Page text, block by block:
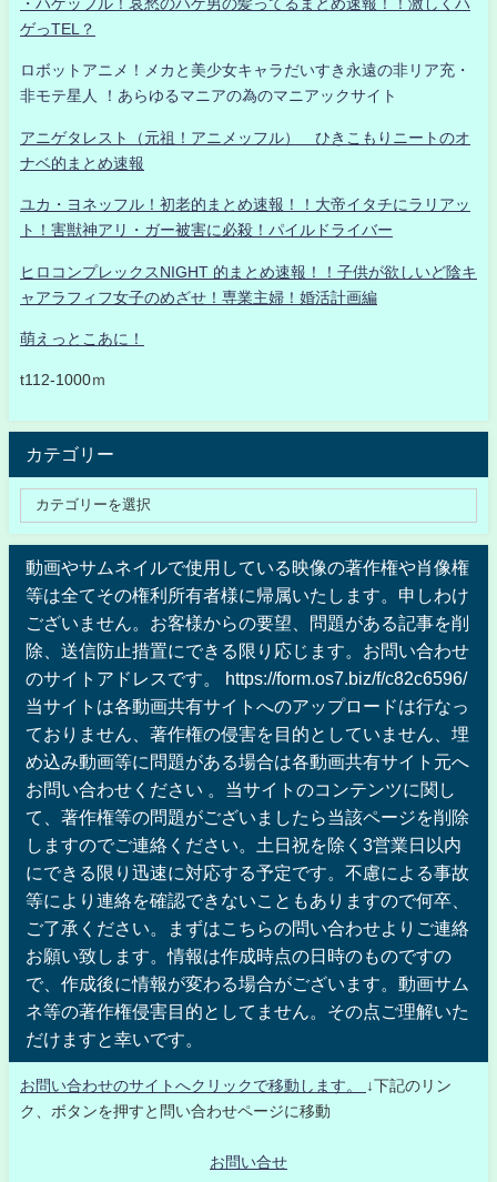
・ハゲッフル！哀愁のハゲ男の髪ってるまとめ速報！！激しくハ
ゲっTEL？
ロボットアニメ！メカと美少女キャラだいすき永遠の非リア充・
非モテ星人 ！あらゆるマニアの為のマニアックサイト
アニゲタレスト（元祖！アニメッフル） ひきこもりニートのオ
ナベ的まとめ速報
ユカ・ヨネッフル！初老的まとめ速報！！大帝イタチにラリアッ
ト！害獣神アリ・ガー被害に必殺！パイルドライバー
ヒロコンプレックスNIGHT 的まとめ速報！！子供が欲しいど陰キ
ャアラフィフ女子のめざせ！専業主婦！婚活計画編
萌えっとこあに！
t112-1000ｍ
カテゴリー
動画やサムネイルで使用している映像の著作権や肖像権
等は全てその権利所有者様に帰属いたします。申しわけ
ございません。お客様からの要望、問題がある記事を削
除、送信防止措置にできる限り応じます。お問い合わせ
のサイトアドレスです。 https://form.os7.biz/f/c82c6596/
当サイトは各動画共有サイトへのアップロードは行なっ
ておりません、著作権の侵害を目的としていません、埋
め込み動画等に問題がある場合は各動画共有サイト元へ
お問い合わせください 。当サイトのコンテンツに関し
て、著作権等の問題がございましたら当該ページを削除
しますのでご連絡ください。土日祝を除く3営業日以内
にできる限り迅速に対応する予定です。不慮による事故
等により連絡を確認できないこともありますので何卒、
ご了承ください。まずはこちらの問い合わせよりご連絡
お願い致します。情報は作成時点の日時のものですの
で、作成後に情報が変わる場合がございます。動画サム
ネ等の著作権侵害目的としてません。その点ご理解いた
だけますと幸いです。
お問い合わせのサイトへクリックで移動します。
↓下記のリン
ク、ボタンを押すと問い合わせページに移動
お問い合せ